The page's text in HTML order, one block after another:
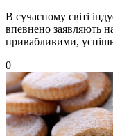
В сучасному світі
впевнено заявляють
привабливими,
0